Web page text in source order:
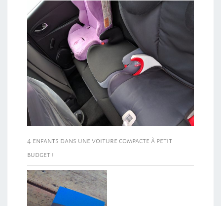
4 enfants dans une voiture compacte à petit
budget !